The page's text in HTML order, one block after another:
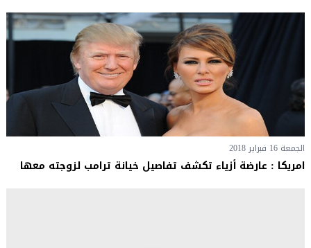
الجمعة 16 فبراير 2018
امريكا : عارضة أزياء تكشف تفاصيل خيانة ترامب لزوجته معها